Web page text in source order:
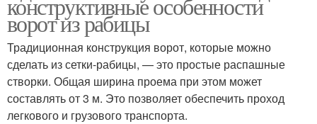
ворот из рабицы
Традиционная конструкция ворот, которые можно
сделать из сетки-рабицы, — это простые распашные
створки. Общая ширина проема при этом может
составлять от 3 м. Это позволяет обеспечить проход
легкового и грузового транспорта.